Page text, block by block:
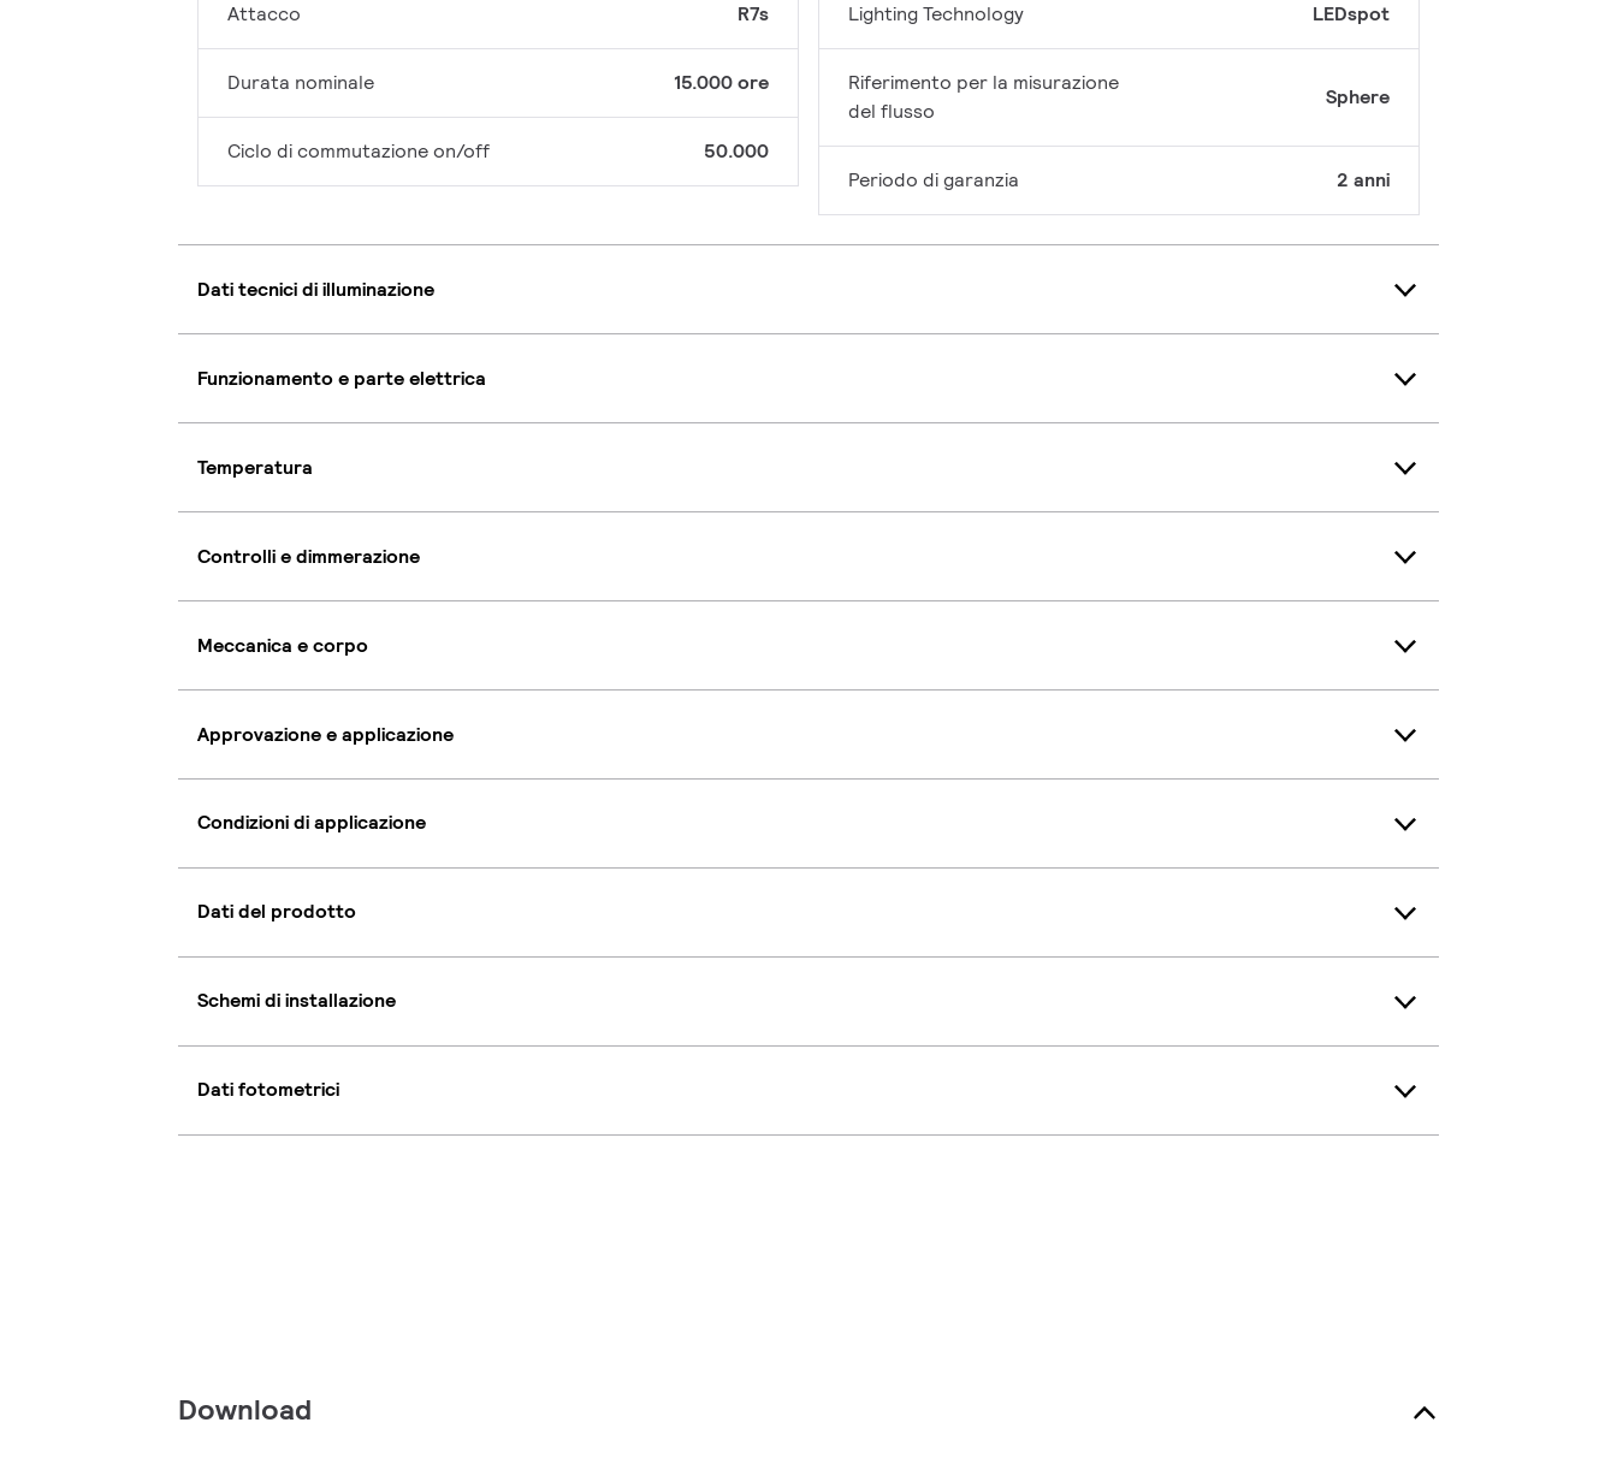
Attacco R7s
Durata nominale 15.000 ore
Ciclo di commutazione on/off 50.000
Lighting Technology LEDspot
Riferimento per la misurazione
del flusso
Sphere
Periodo di garanzia 2 anni
Dati tecnici di illuminazione
Funzionamento e parte elettrica
Temperatura
Controlli e dimmerazione
Meccanica e corpo
Approvazione e applicazione
Condizioni di applicazione
Dati del prodotto
Schemi di installazione
Dati fotometrici
Download